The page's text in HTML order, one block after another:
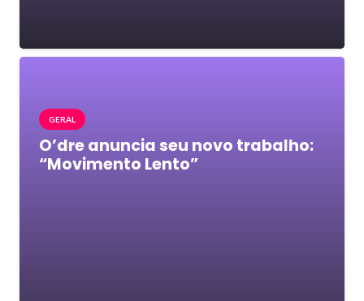
GERAL
O’dre anuncia seu novo trabalho:
“Movimento Lento”